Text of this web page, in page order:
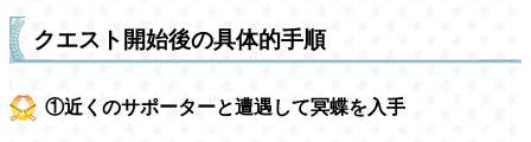
クエスト開始後の具体的手順
①近くのサポーターと遭遇して冥蝶を入手